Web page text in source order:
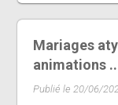
Mariages
animations
Publié le 20/06/